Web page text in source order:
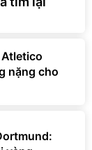
nặng cho